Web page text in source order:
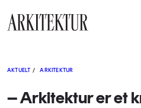
AKTUELT / ARKITEKTUR
– Arkitektur er et